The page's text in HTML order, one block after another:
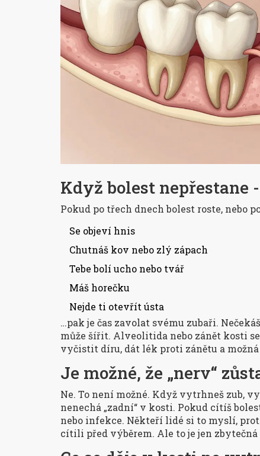
Když bolest nepřestane
Pokud po třech dnech bolest roste, nebo
Se objeví hnis
Chutnáš kov nebo zlý zápach
Tebe bolí ucho nebo tvář
Máš horečku
Nejde ti otevřít ústa
…pak je čas zavolat svému zubaři.
může šířit. Alveolitida nebo zánět kosti
vyčistit díru, dát lék proti zánětu a
Je možné, že „nerv“
Ne. To není možné. Když vytrhneš zub,
nenechá „zadní“ v kosti. Pokud cítíš
nebo infekce. Někteří lidé si to myslí,
cítili před výběrem. Ale to je jen